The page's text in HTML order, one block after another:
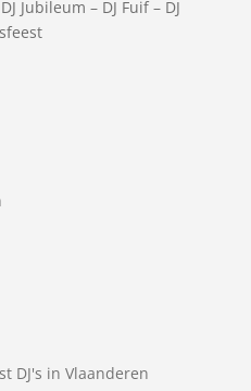
DJ Jubileum – DJ Fuif– DJ
DJ's in Vlaanderen